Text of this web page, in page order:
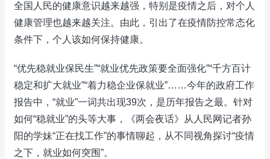
全国人民的健康意识越来越强，特别是疫情之后，对个人
健康管理也越来越关注。由此，引出了在疫情防控常态化
条件下，个人该如何保持健康。
“优先稳就业保民生”“就业优先政策要全面强化”“千方百计
稳定和扩大就业”“着力稳企业保就业”……今年的政府工作
报告中，“就业”一词共出现39次，是历年报告之最。针对
如何“稳就业”的头等大事，《两会夜话》从人民网记者孙
阳的学妹“正在找工作”的事情聊起，从不同视角探讨“疫情
之下，就业如何突围”。